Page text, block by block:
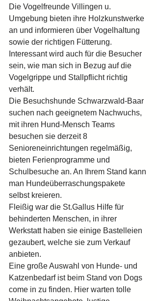
Die Vogelfreunde Villingen u.
Umgebung bieten ihre Holzkunstwerke
an und informieren über Vogelhaltung
sowie der richtigen Fütterung.
Interessant wird auch für die Besucher
sein, wie man sich in Bezug auf die
Vogelgrippe und Stallpflicht richtig
verhält.
Die Besuchshunde Schwarzwald-Baar
suchen nach geeignetem Nachwuchs,
mit ihren Hund-Mensch Teams
besuchen sie derzeit 8
Senioreneinrichtungen regelmäßig,
bieten Ferienprogramme und
Schulbesuche an. An Ihrem Stand kann
man Hundeüberraschungspakete
selbst kreieren.
Fleißig war die St.Gallus Hilfe für
behinderten Menschen, in ihrer
Werkstatt haben sie einige Bastelleien
gezaubert, welche sie zum Verkauf
anbieten.
Eine große Auswahl von Hunde- und
Katzenbedarf ist beim Stand von Dogs
come in zu finden. Hier warten tolle